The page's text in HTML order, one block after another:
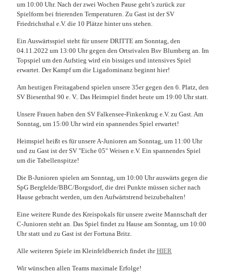
um 10:00 Uhr. Nach der zwei Wochen Pause geht’s zurück zur
Spielform bei frierenden Temperaturen. Zu Gast ist der SV
Friedrichsthal e.V. die 10 Plätze hinter uns stehen.
Ein Auswärtsspiel steht für unsere DRITTE am Sonntag, den
04.11.2022 um 13:00 Uhr gegen den Ortsrivalen Bsv Blumberg an. Im
Topspiel um den Aufstieg wird ein bissiges und intensives Spiel
erwartet. Der Kampf um die Ligadominanz beginnt hier!
Am heutigen Freitagabend spielen unsere 35er gegen den 6. Platz, den
SV Biesenthal 90 e. V.. Das Heimspiel findet heute um 19:00 Uhr statt.
Unsere Frauen haben den SV Falkensee-Finkenkrug e.V. zu Gast. Am
Sonntag, um 15:00 Uhr wird ein spannendes Spiel erwartet!
Heimspiel heißt es für unsere A-Junioren am Sonntag, um 11:00 Uhr
und zu Gast ist der SV "Eiche 05" Weisen e.V. Ein spannendes Spiel
um die Tabellenspitze!
Die B-Junioren spielen am Sonntag, um 10:00 Uhr auswärts gegen die
SpG Bergfelde/BBC/Borgsdorf, die drei Punkte müssen sicher nach
Hause gebracht werden, um den Aufwärtstrend beizubehalten!
Eine weitere Runde des Kreispokals für unsere zweite Mannschaft der
C-Junioren steht an. Das Spiel findet zu Hause am Sonntag, um 10:00
Uhr statt und zu Gast ist der Fortuna Britz.
Alle weiteren Spiele im Kleinfeldbereich findet ihrHIER
Wir wünschen allen Teams maximale Erfolge!